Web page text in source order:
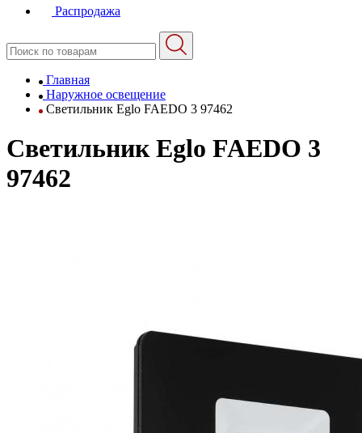
Распродажа
Главная
Наружное освещение
Светильник Eglo FAEDO 3 97462
Светильник Eglo FAEDO 3
97462